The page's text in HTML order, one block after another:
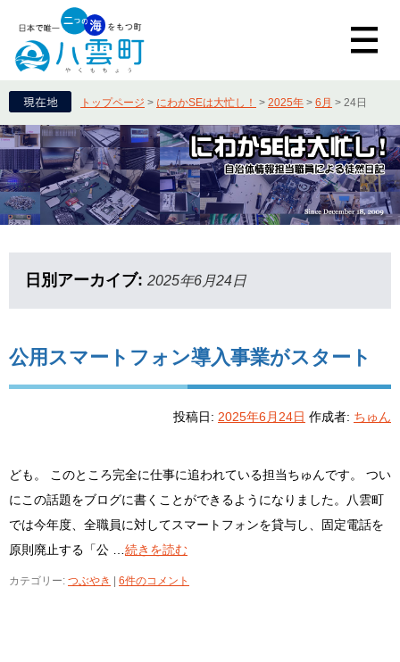
トップページ > にわかSEは大忙し！ > 2025年 > 6月 > 24日
日別アーカイブ: 2025年6月24日
公用スマートフォン導入事業がスタート
投稿日: 2025年6月24日 作成者: ちゅん
ども。 このところ完全に仕事に追われている担当ちゅんです。 つい
にこの話題をブログに書くことができるようになりました。八雲町
では今年度、全職員に対してスマートフォンを貸与し、固定電話を
原則廃止する「公 … 続きを読む
カテゴリー: つぶやき 6件のコメント